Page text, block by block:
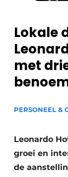
Hoteltech
Personeel &
Wellness &
Lokale
met
PERSONEEL &
Leonardo
groei en
de